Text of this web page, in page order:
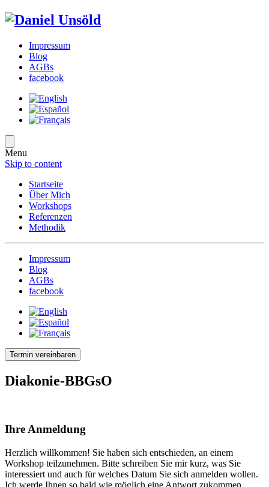
Impressum
Blog
AGBs
facebook
Menu
Skip to content
Startseite
Über Mich
Workshops
Referenzen
Methodik
Impressum
Blog
AGBs
facebook
Termin vereinbaren
Diakonie-BBGsO
Ihre Anmeldung
Herzlich willkommen! Sie haben sich entschieden, an einem
Workshop teilzunehmen. Bitte schreiben Sie mir kurz, was Sie
interessiert und auch für welches Datum Sie sich anmelden wollen.
Ich werde Ihnen so bald wie möglich eine Antwort zukommen